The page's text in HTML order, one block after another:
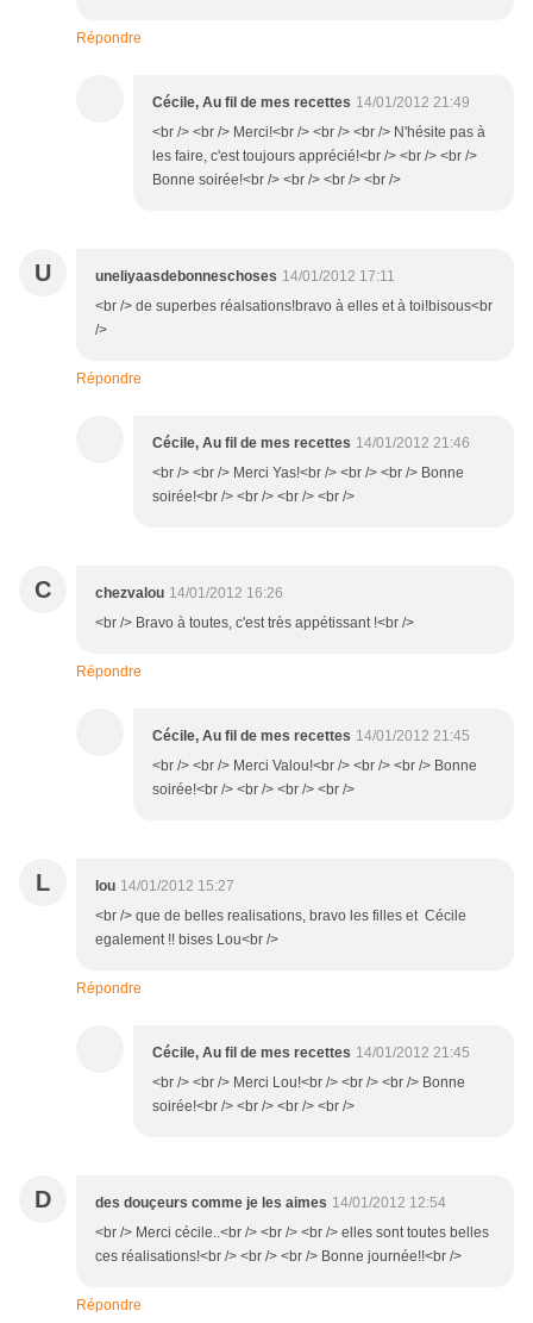
Répondre
Cécile, Au fil de mes recettes 14/01/2012 21:49
<br /> <br /> Merci!<br /> <br /> <br /> N'hésite pas à
les faire, c'est toujours apprécié!<br /> <br /> <br />
Bonne soirée!<br /> <br /> <br /> <br />
U uneliyaasdebonneschoses 14/01/2012 17:11
<br /> de superbes réalsations!bravo à elles et à toi!bisous<br
/>
Répondre
Cécile, Au fil de mes recettes 14/01/2012 21:46
<br /> <br /> Merci Yas!<br /> <br /> <br /> Bonne
soirée!<br /> <br /> <br /> <br />
C chezvalou 14/01/2012 16:26
<br /> Bravo à toutes, c'est très appétissant !<br />
Répondre
Cécile, Au fil de mes recettes 14/01/2012 21:45
<br /> <br /> Merci Valou!<br /> <br /> <br /> Bonne
soirée!<br /> <br /> <br /> <br />
L lou 14/01/2012 15:27
<br /> que de belles realisations, bravo les filles et Cécile
egalement !! bises Lou<br />
Répondre
Cécile, Au fil de mes recettes 14/01/2012 21:45
<br /> <br /> Merci Lou!<br /> <br /> <br /> Bonne
soirée!<br /> <br /> <br /> <br />
D des douçeurs comme je les aimes 14/01/2012 12:54
<br /> Merci cécile..<br /> <br /> <br /> elles sont toutes belles
ces réalisations!<br /> <br /> <br /> Bonne journée!!<br />
Répondre